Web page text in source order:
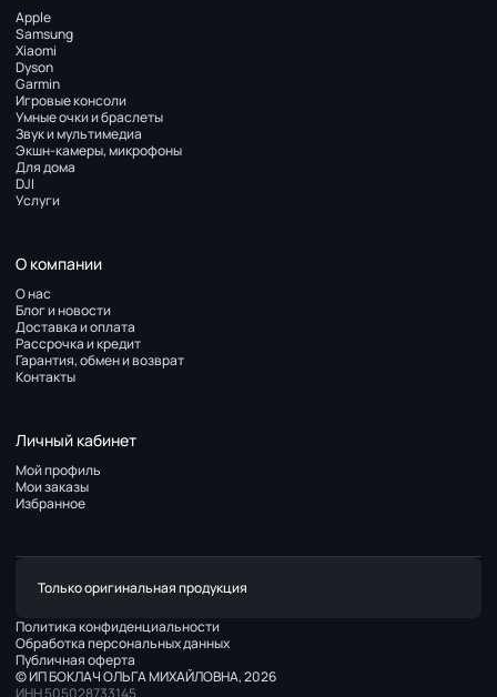
Apple
Samsung
Xiaomi
Dyson
Garmin
Игровые консоли
Умные очки и браслеты
Звук и мультимедиа
Экшн-камеры, микрофоны
Для дома
DJI
Услуги
О компании
О нас
Блог и новости
Доставка и оплата
Рассрочка и кредит
Гарантия, обмен и возврат
Контакты
Личный кабинет
Мой профиль
Мои заказы
Избранное
Только оригинальная продукция
Политика конфиденциальности
Обработка персональных данных
Публичная оферта
© ИП БОКЛАЧ ОЛЬГА МИХАЙЛОВНА, 2026